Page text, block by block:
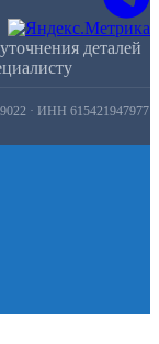
деталей
· ИНН 615421947977